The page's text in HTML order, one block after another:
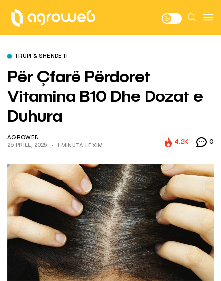
TRUPI & SHËNDETI
Për Çfarë Përdoret
Vitamina B10 Dhe Dozat e
Duhura
AGROWEB
26 PRILL, 2025
1 MINUTA LEXIM
4.2K 0